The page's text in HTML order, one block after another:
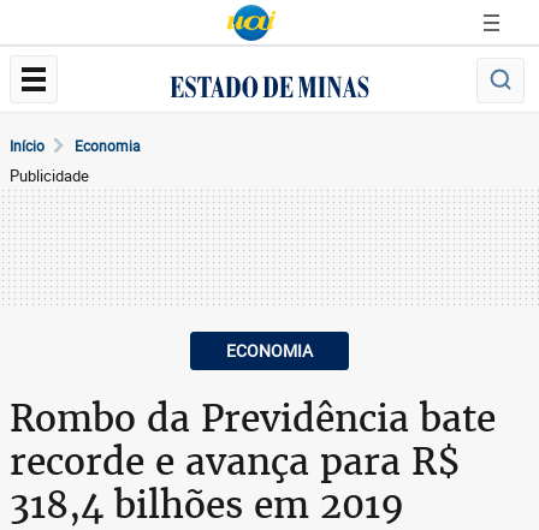
Início Economia
Publicidade
ECONOMIA
Rombo da Previdência bate
recorde e avança para R$
318,4 bilhões em 2019